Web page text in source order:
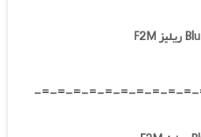
-=-=-=-=-=-=-=-=-=-